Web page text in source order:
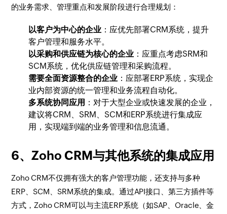
的业务需求、管理重点和发展阶段进行合理规划：
以客户为中心的企业 ：应优先部署CRM系统，提升
客户管理和服务水平。
以采购和供应链为核心的企业 ：应重点考虑SRM和
SCM系统，优化供应链管理和采购流程。
需要全面资源整合的企业 ：应部署ERP系统，实现企
业内部资源的统一管理和业务流程自动化。
多系统协同应用 ：对于大型企业或快速发展的企业，
建议将CRM、SRM、SCM和ERP系统进行集成应
用，实现端到端的业务管理和信息流通。
6、Zoho CRM与其他系统的集成应用
Zoho CRM不仅拥有强大的客户管理功能，还支持与多种
ERP、SCM、SRM系统的集成。通过API接口、第三方插件等
方式，Zoho CRM可以与主流ERP系统（如SAP、Oracle、金